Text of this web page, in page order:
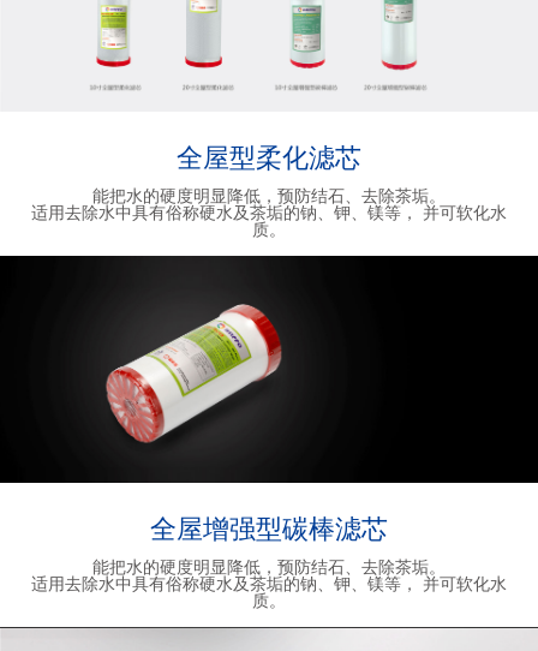
全屋型柔化滤芯
能把水的硬度明显降低，预防结石、去除茶垢。
适用去除水中具有俗称硬水及茶垢的钠、钾、镁等， 并可软化水
质。
全屋增强型碳棒滤芯
能把水的硬度明显降低，预防结石、去除茶垢。
适用去除水中具有俗称硬水及茶垢的钠、钾、镁等， 并可软化水
质。